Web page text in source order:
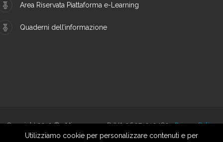
Area Riservata Piattaforma e-Learning
Quaderni dell’informazione
Copyright 2019 © - Microcosmo - P. IVA 06071010489 -Privacy Policy
Utilizziamo cookie per personalizzare contenuti e per